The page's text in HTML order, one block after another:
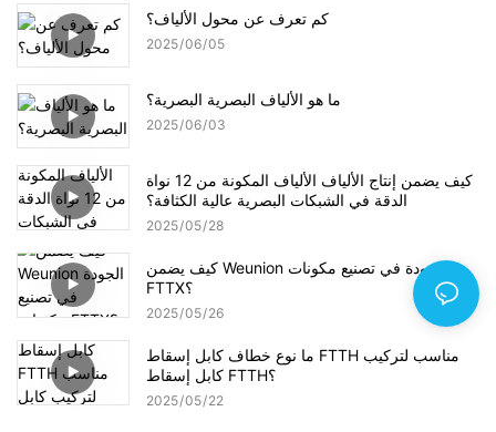
كم تعرف عن محول الألياف؟
2025 06 05
ما هو الألياف البصرية البصرية؟
2025 06 03
كيف يضمن إنتاج الألياف الألياف المكونة من 12 نواة
الدقة في الشبكات البصرية عالية الكثافة؟
2025 05 28
كيف يضمن Weunion الجودة في تصنيع مكونات
FTTX؟
2025 05 26
ما نوع خطاف كابل إسقاط FTTH مناسب لتركيب
كابل إسقاط FTTH؟
2025 05 22